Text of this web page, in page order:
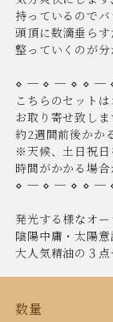
持っているので
頭頂に数滴垂らす
整っていくのが
⋄ ─ ⋄ ─ ⋄ ⋄ ─
こちらのセット
お取り寄せ致し
約2週間前後かか
※天候、土日祝日
時間がかかる場
⋄ ─ ⋄ ─ ⋄ ⋄ ─
発光する様なオー
陰陽中庸・太陽
大人気精油の３点
数量